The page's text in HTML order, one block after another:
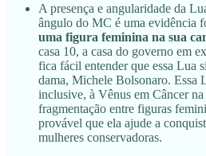
A presença e angularidade da
ângulo do MC é uma evidência
uma figura feminina na sua
casa 10, a casa do governo em
fica fácil entender que essa Lua
dama, Michele Bolsonaro. Essa
inclusive, à Vênus em Câncer
fragmentação entre figuras
provável que ela ajude a
mulheres conservadoras.